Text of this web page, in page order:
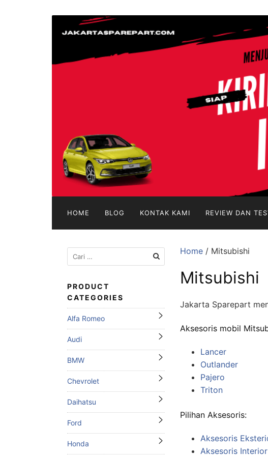
jakartasparepart
HOME BLOG KONTAK KAMI REVIEW DAN
Home / Mitsubishi
Mitsubishi
Jakarta Sparepart
Aksesoris mobil
Lancer
Outlander
Pajero
Triton
Pilihan Aksesoris:
Aksesoris
Aksesoris
Cari
untuk:
PRODUCT
CATEGORIES
Alfa Romeo
Audi
BMW
Chevrolet
Daihatsu
Ford
Honda